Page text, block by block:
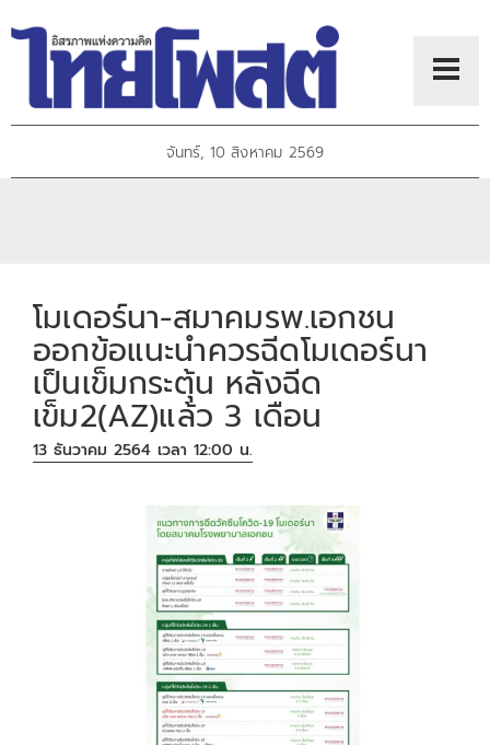
จันทร์, 10 สิงหาคม 2569
โมเดอร์นา-สมาคมรพ.เอกชน
ออกข้อแนะนำควรฉีดโมเดอร์นา
เป็นเข็มกระตุ้น หลังฉีด
เข็ม2(AZ)แล้ว 3 เดือน
13 ธันวาคม 2564 เวลา 12:00 น.